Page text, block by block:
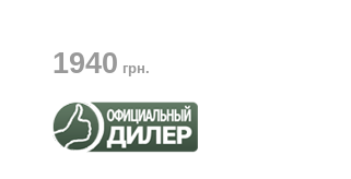
1940 грн.